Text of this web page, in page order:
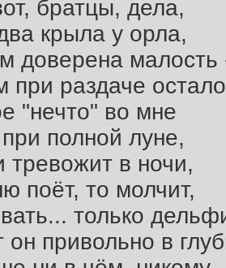
братцы, дела,
крыла у орла,
доверена малость
при раздаче
"нечто" во мне
полной луне,
тревожит в ночи,
поёт, то молчит,
только
привольно в